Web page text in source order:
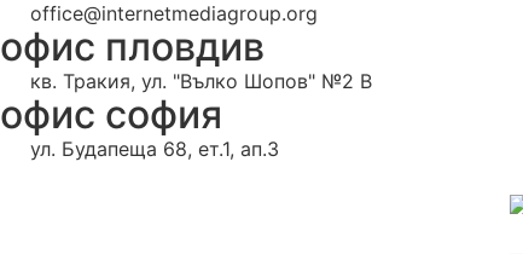
office@internetmediagroup.org
офис пловдив
кв. Тракия, ул. "Вълко Шопов" №2 В
офис софия
ул. Будапеща 68, ет.1, ап.3